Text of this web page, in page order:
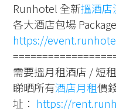
Runhotel 全新搵酒店
各大酒店包場
https://
需要搵月租酒店 / 短
睇晒所有酒店月租價
址： https://